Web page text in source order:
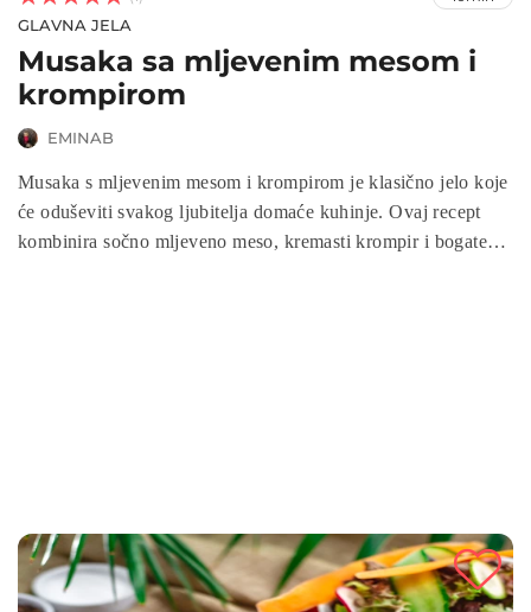
GLAVNA JELA
Musaka sa mljevenim mesom i
krompirom
EMINAB
Musaka s mljevenim mesom i krompirom je klasično jelo koje
će oduševiti svakog ljubitelja domaće kuhinje. Ovaj recept
kombinira sočno mljeveno meso, kremasti krompir i bogate